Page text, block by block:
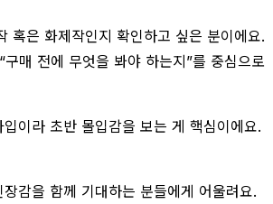
혹은 화제작인지 확인하고 싶은 분이에요.
매 전에 무엇을 봐야 하는지”를 중심으로
이라 초반 몰입감을 보는 게 핵심이에요.
감을 함께 기대하는 분들에게 어울려요.